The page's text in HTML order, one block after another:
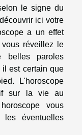
le signe du
découvrir ici votre
a un effet
réveillez le
belles paroles
il est certain que
L'horoscope
sur la vie au
vous
les éventuelles